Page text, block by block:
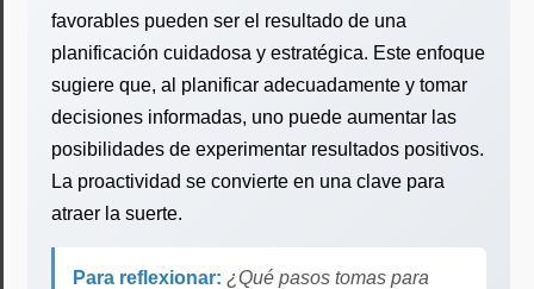
favorables pueden ser el resultado de una
planificación cuidadosa y estratégica. Este enfoque
sugiere que, al planificar adecuadamente y tomar
decisiones informadas, uno puede aumentar las
posibilidades de experimentar resultados positivos.
La proactividad se convierte en una clave para
atraer la suerte.
Para reflexionar: ¿Qué pasos tomas para